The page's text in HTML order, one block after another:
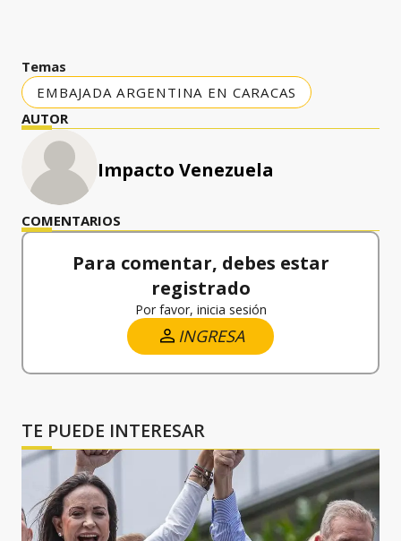
Temas
EMBAJADA ARGENTINA EN CARACAS
AUTOR
Impacto Venezuela
COMENTARIOS
Para comentar, debes estar
registrado
Por favor, inicia sesión
INGRESA
TE PUEDE INTERESAR